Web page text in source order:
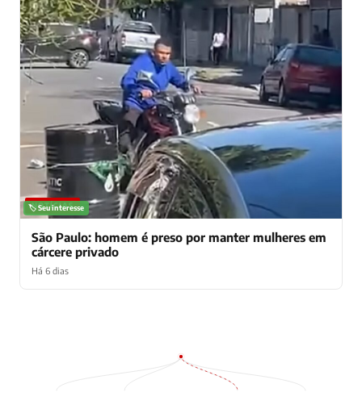
NOTÍCIAS
🏷️ Seu interesse
São Paulo: homem é preso por manter mulheres em
cárcere privado
Há 6 dias